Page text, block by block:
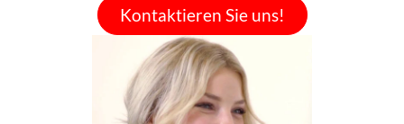
Kontaktieren Sie uns!